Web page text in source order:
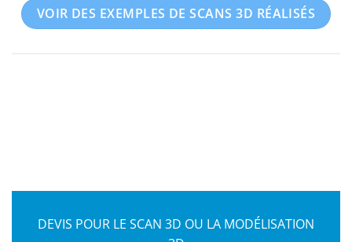
VOIR DES EXEMPLES DE SCANS 3D RÉALISÉS
DEVIS POUR LE SCAN 3D OU LA MODÉLISATION